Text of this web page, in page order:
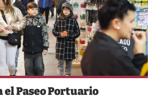
el Paseo Portuario